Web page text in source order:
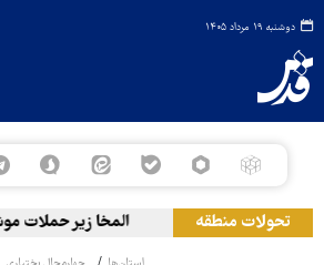
دوشنبه ۱۹ مرداد ۱۴۰۵
تحولات منطقه المخا زیر حملات موشکی و